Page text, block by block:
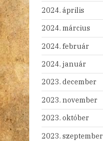
2024. április
2024. március
2024. február
2024. január
2023. december
2023. november
2023. október
2023. szeptember